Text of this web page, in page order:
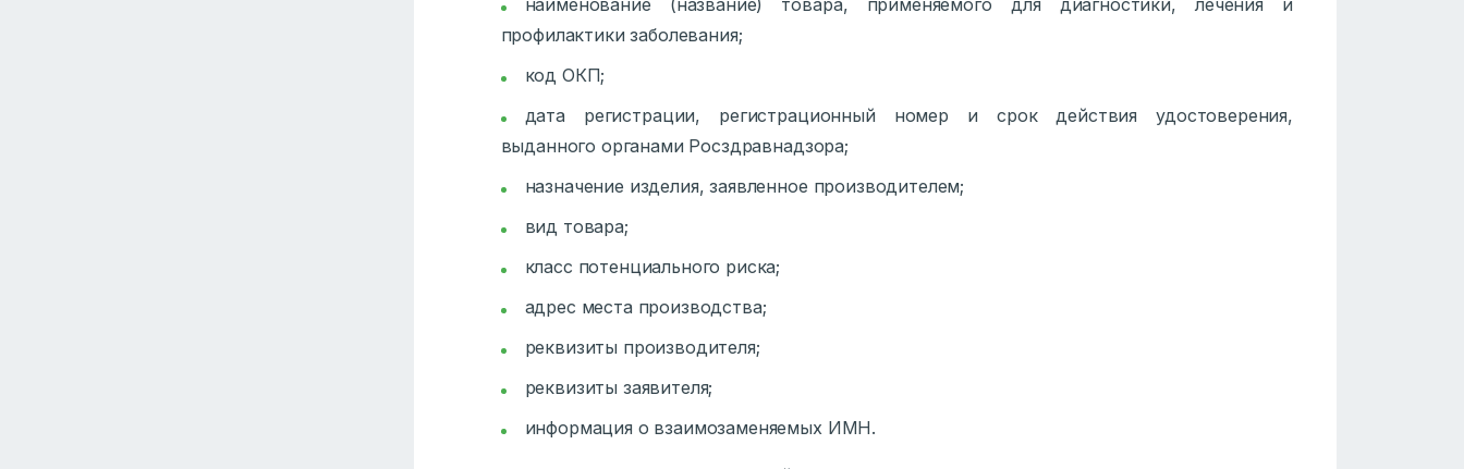
профилактики заболевания;
код ОКП;
дата регистрации, регистрационный номер и срок действия удостоверения,
выданного органами Росздравнадзора;
назначение изделия, заявленное производителем;
вид товара;
класс потенциального риска;
адрес места производства;
реквизиты производителя;
реквизиты заявителя;
информация о взаимозаменяемых ИМН.